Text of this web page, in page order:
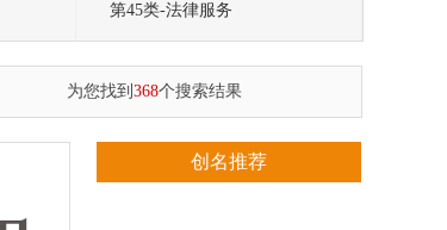
第45类-法律服务
为您找到 368个搜索结果
创名推荐